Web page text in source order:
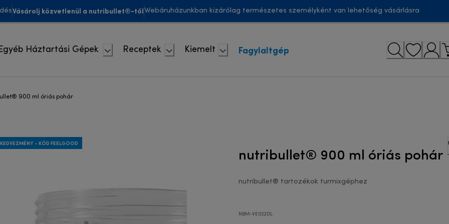
Vásárolj közvetlenül a nutribullet®-tőlWebáruházunkban kizárólag természetes személyként van lehetőség vásárlásra
Egyéb Háztartási Gépek Receptek Kiemelt Fagylaltgép
900 ml óriás pohár
- KÓD FEELGOOD
nutribullet® 900 ml óriás pohár
nutribullet® tartozékok turmixgéphez
NBM-VE022DL